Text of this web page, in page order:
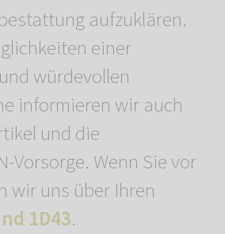
aufzuklären.
einer
würdevollen
informieren wir auch
und die
Vorsorge. Wenn Sie vor
wir uns über Ihren
1D43.